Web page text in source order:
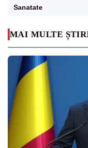
MAI MULTE
Sanatate